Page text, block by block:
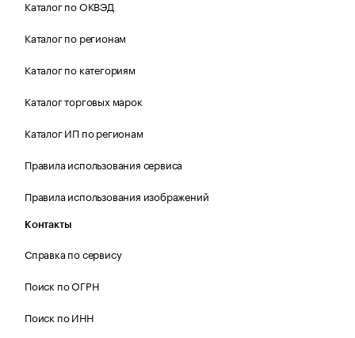
Каталог по ОКВЭД
Каталог по регионам
Каталог по категориям
Каталог торговых марок
Каталог ИП по регионам
Правила использования сервиса
Правила использования изображений
Контакты
Справка по сервису
Поиск по ОГРН
Поиск по ИНН